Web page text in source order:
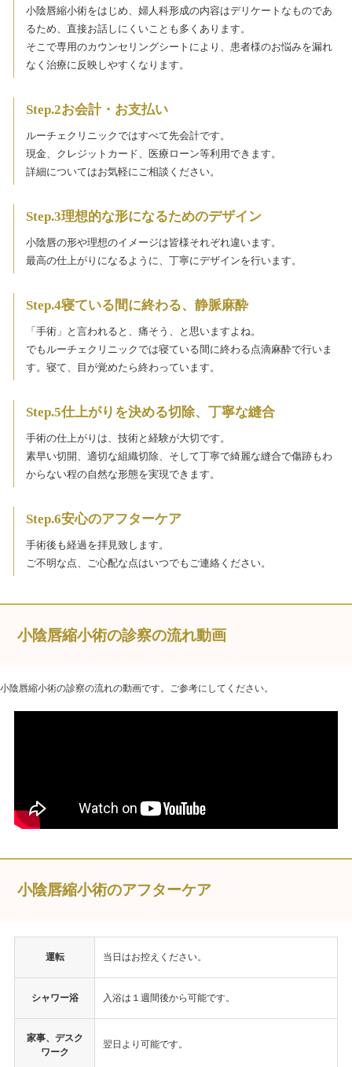
小陰唇縮小術をはじめ、婦人科形成の内容はデリケートなものであ
るため、直接お話しにくいことも多くあります。
そこで専用のカウンセリングシートにより、患者様のお悩みを漏れ
なく治療に反映しやすくなります。
Step.2お会計・お支払い
ルーチェクリニックではすべて先会計です。
現金、クレジットカード、医療ローン等利用できます。
詳細についてはお気軽にご相談ください。
Step.3理想的な形になるためのデザイン
小陰唇の形や理想のイメージは皆様それぞれ違います。
最高の仕上がりになるように、丁寧にデザインを行います。
Step.4寝ている間に終わる、静脈麻酔
「手術」と言われると、痛そう、と思いますよね。
でもルーチェクリニックでは寝ている間に終わる点滴麻酔で行いま
す。寝て、目が覚めたら終わっています。
Step.5仕上がりを決める切除、丁寧な縫合
手術の仕上がりは、技術と経験が大切です。
素早い切開、適切な組織切除、そして丁寧で綺麗な縫合で傷跡もわ
からない程の自然な形態を実現できます。
Step.6安心のアフターケア
手術後も経過を拝見致します。
ご不明な点、ご心配な点はいつでもご連絡ください。
小陰唇縮小術の診察の流れ動画
小陰唇縮小術の診察の流れの動画です。ご参考にしてください。
小陰唇縮小術のアフターケア
運転 当日はお控えください。
シャワー浴 入浴は１週間後から可能です。
家事、デスク
ワーク
翌日より可能です。